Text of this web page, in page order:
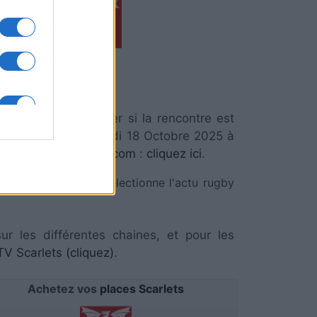
de la communiquer si la rencontre est
, et aura lieu Samedi 18 Octobre 2025 à
Places-de-Rugby.com : cliquez ici.
qui sélectionne l'actu rugby
les différentes chaines, et pour les
Scarlets (cliquez).
Achetez vos places Scarlets